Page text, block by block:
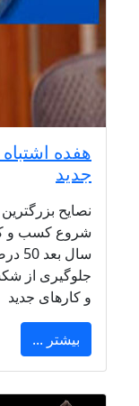
هفده
جديد
نصایح
جلوگیری از
و کارهای جدید
بیشتر ...